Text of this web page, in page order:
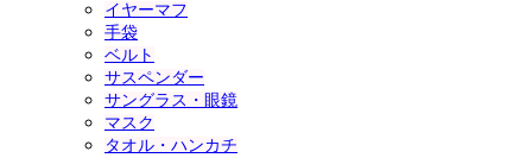
イヤーマフ
手袋
ベルト
サスペンダー
サングラス・眼鏡
マスク
タオル・ハンカチ